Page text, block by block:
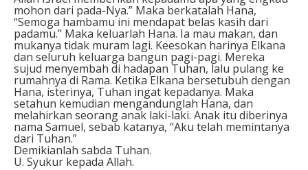
mohon dari pada-Nya.” Maka berkatalah Hana,
“Semoga hambamu ini mendapat belas kasih dari
padamu.” Maka keluarlah Hana. Ia mau makan, dan
mukanya tidak muram lagi. Keesokan harinya Elkana
dan seluruh keluarga bangun pagi-pagi. Mereka
sujud menyembah di hadapan Tuhan, lalu pulang ke
rumahnya di Rama. Ketika Elkana bersetubuh dengan
Hana, isterinya, Tuhan ingat kepadanya. Maka
setahun kemudian mengandunglah Hana, dan
melahirkan seorang anak laki-laki. Anak itu diberinya
nama Samuel, sebab katanya, “Aku telah memintanya
dari Tuhan.”
Demikianlah sabda Tuhan.
U. Syukur kepada Allah.